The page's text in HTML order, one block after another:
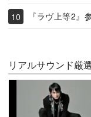
『ラヴ上等2』
リアルサウンド厳